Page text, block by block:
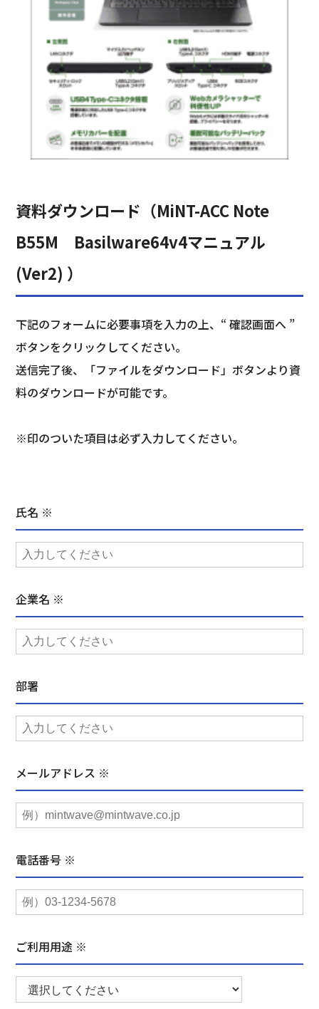
資料ダウンロード（MiNT-ACC Note
B55M Basilware64v4マニュアル
(Ver2) ）
下記のフォームに必要事項を入力の上、“ 確認画面へ ”
ボタンをクリックしてください。
送信完了後、「ファイルをダウンロード」ボタンより資
料のダウンロードが可能です。
※印のついた項目は必ず入力してください。
氏名 ※
企業名 ※
部署
メールアドレス ※
電話番号 ※
ご利用用途 ※